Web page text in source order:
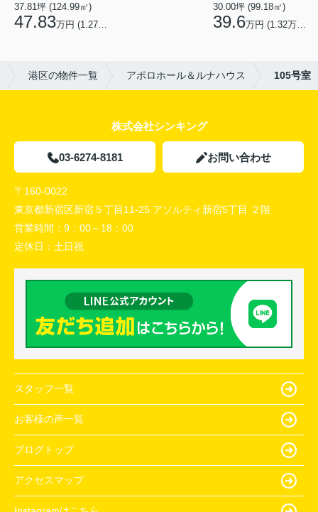
37.81坪 (124.99㎡)
47.83万円 (1.27万円/坪)
30.00坪 (99.18㎡)
39.6万円 (1.32万円/坪)
港区の物件一覧 アポロホール＆ルナハウス 105号室
株式会社シンキング
03-6274-8181 お問い合わせ
〒160-0022
東京都新宿区新宿５丁目11-25 アソルティ新宿5丁目 ２階
営業時間： 9：00～18：00
定休日： 土日祝
スタッフ一覧
お客様の声一覧
ブログトップ
アクセスマップ